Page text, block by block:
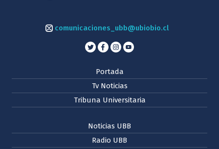
comunicaciones_ubb@ubiobio.cl
Portada
Tv Noticias
Tribuna Universitaria
Noticias UBB
Radio UBB